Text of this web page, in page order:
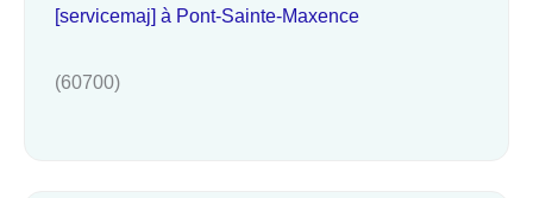
[servicemaj] à Pont-Sainte-Maxence
(60700)